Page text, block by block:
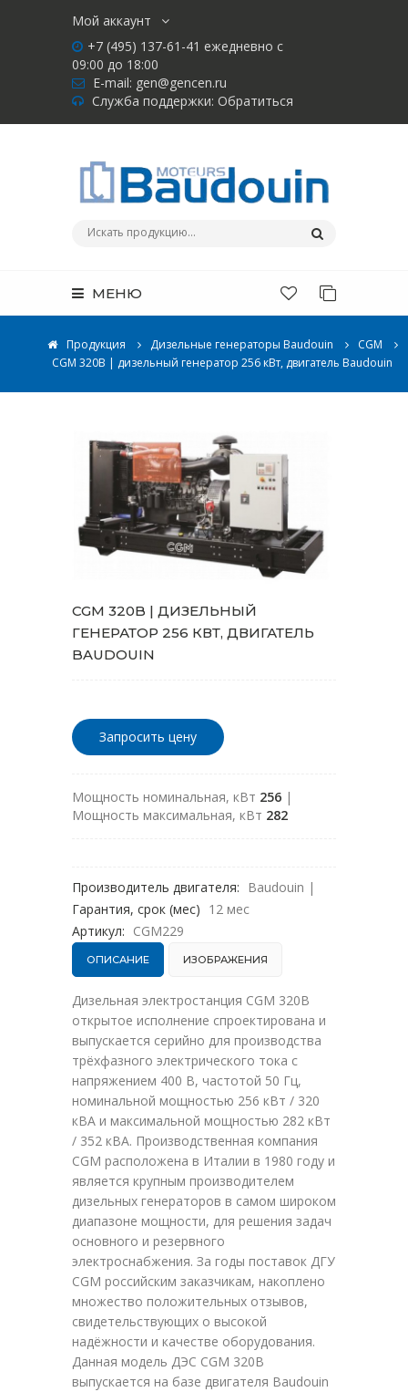
Мой аккаунт
+7 (495) 137-61-41 ежедневно с
09:00 до 18:00
E-mail: gen@gencen.ru
Служба поддержки: Обратиться
МЕНЮ
Продукция Дизельные генераторы Baudouin
CGM
CGM 320B | дизельный генератор 256 кВт, двигатель Baudouin
CGM 320B | ДИЗЕЛЬНЫЙ
ГЕНЕРАТОР 256 КВТ, ДВИГАТЕЛЬ
BAUDOUIN
Запросить цену
Мощность номинальная, кВт 256 |
Мощность максимальная, кВт 282
Производитель двигателя: Baudouin |
Гарантия, срок (мес) 12 мес
Артикул: CGM229
ОПИСАНИЕ ИЗОБРАЖЕНИЯ
Дизельная электростанция CGM 320B
открытое исполнение спроектирована и
выпускается серийно для производства
трёхфазного электрического тока с
напряжением 400 В, частотой 50 Гц,
номинальной мощностью 256 кВт / 320
кВА и максимальной мощностью 282 кВт
/ 352 кВА. Производственная компания
CGM расположена в Италии в 1980 году и
является крупным производителем
дизельных генераторов в самом широком
диапазоне мощности, для решения задач
основного и резервного
электроснабжения. За годы поставок ДГУ
CGM российским заказчикам, накоплено
множество положительных отзывов,
свидетельствующих о высокой
надёжности и качестве оборудования.
Данная модель ДЭС CGM 320B
выпускается на базе двигателя Baudouin